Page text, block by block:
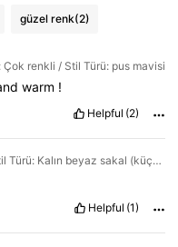
güzel renk(2)
Çok renkli / Stil Türü: pus mavisi
warm !
Helpful (2)
Renk: Çok renkli / Stil Türü: Kalın beyaz sakal (küçük)
Helpful (1)